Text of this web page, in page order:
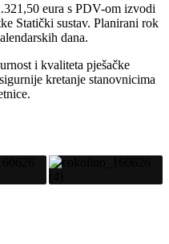
eura s PDV-om izvodi
Statički sustav. Planirani rok
dana.
i kvaliteta pješačke
kretanje stanovnicima